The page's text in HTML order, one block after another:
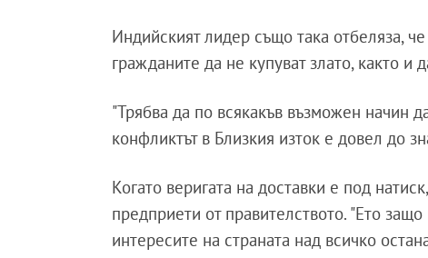
Индийският лидер също така отбеляза,
гражданите да не купуват злато, както и
"Трябва да по всякакъв възможен начин
конфликтът в Близкия изток е довел до
Когато веригата на доставки е под
предприети от правителството. "Ето
интересите на страната над всичко